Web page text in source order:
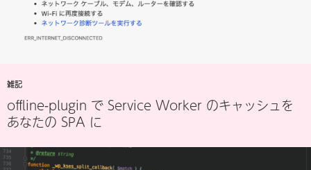
雑記
offline-plugin で Service Worker のキャッシュを
あなたの SPA に